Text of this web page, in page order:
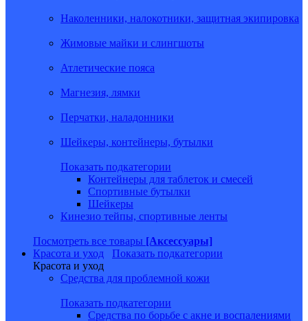
Наколенники, налокотники, защитная экипировка
Жимовые майки и слингшоты
Атлетические пояса
Магнезия, лямки
Перчатки, наладонники
Шейкеры, контейнеры, бутылки
Показать подкатегории
Контейнеры для таблеток и смесей
Спортивные бутылки
Шейкеры
Кинезио тейпы, спортивные ленты
Посмотреть все товары [Аксессуары]
Красота и уход
Показать подкатегории
Красота и уход
Средства для проблемной кожи
Показать подкатегории
Средства по борьбе с акне и воспалениями